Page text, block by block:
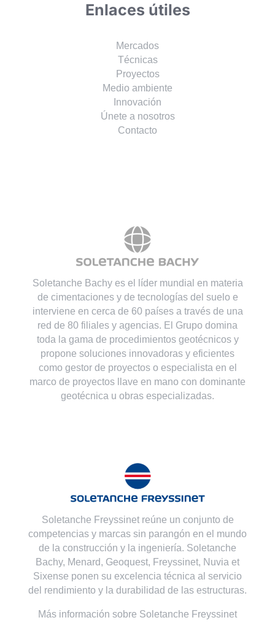
Enlaces útiles
Mercados
Técnicas
Proyectos
Medio ambiente
Innovación
Únete a nosotros
Contacto
Soletanche Bachy es el líder mundial en materia
de cimentaciones y de tecnologías del suelo e
interviene en cerca de 60 países a través de una
red de 80 filiales y agencias. El Grupo domina
toda la gama de procedimientos geotécnicos y
propone soluciones innovadoras y eficientes
como gestor de proyectos o especialista en el
marco de proyectos llave en mano con dominante
geotécnica u obras especializadas.
Soletanche Freyssinet reúne un conjunto de
competencias y marcas sin parangón en el mundo
de la construcción y la ingeniería. Soletanche
Bachy, Menard, Geoquest, Freyssinet, Nuvia et
Sixense ponen su excelencia técnica al servicio
del rendimiento y la durabilidad de las estructuras.
Más información sobre Soletanche Freyssinet